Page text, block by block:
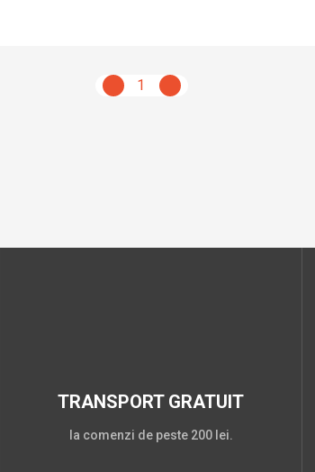
1
TRANSPORT GRATUIT
la comenzi de peste 200 lei.